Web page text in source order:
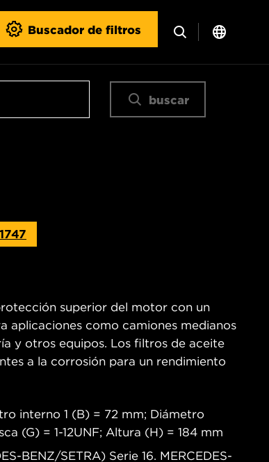
Buscador de filtros
buscar
superior del motor con un
aplicaciones como camiones medianos
y otros equipos. Los filtros de aceite
a la corrosión para un rendimiento
interno 1 (B) = 72 mm; Diámetro
(G) = 1-12UNF; Altura (H) = 184 mm
BENZ/SETRA) Serie 16. MERCEDES-